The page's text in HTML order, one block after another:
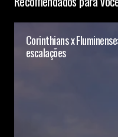
Corinthians x
escalações